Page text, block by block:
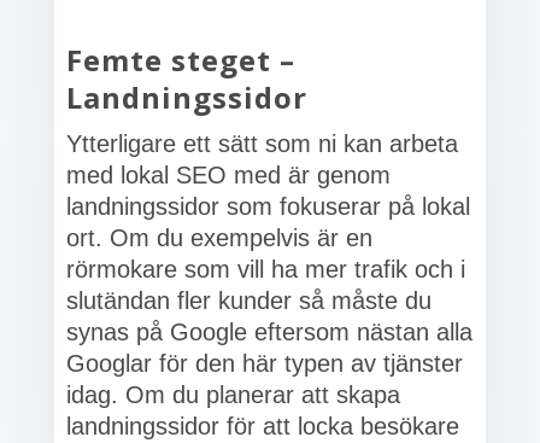
Femte steget –
Landningssidor
Ytterligare ett sätt som ni kan arbeta
med lokal SEO med är genom
landningssidor som fokuserar på lokal
ort. Om du exempelvis är en
rörmokare som vill ha mer trafik och i
slutändan fler kunder så måste du
synas på Google eftersom nästan alla
Googlar för den här typen av tjänster
idag. Om du planerar att skapa
landningssidor för att locka besökare